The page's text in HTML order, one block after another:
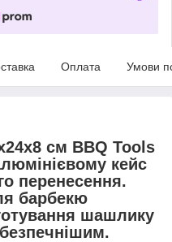
Оплата Умови
см BBQ Tools
кейс
перенесення.
барбекю
шашлику